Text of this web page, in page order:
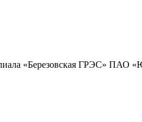
«Березовская ГРЭС» ПАО